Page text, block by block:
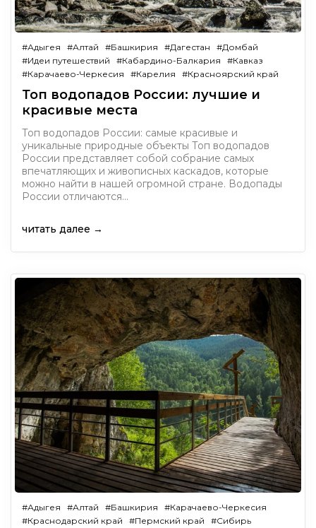
#Адыгея #Алтай #Башкирия #Дагестан
#Домбай
#Идеи путешествий
#Кабардино-Балкария
#Кавказ
#Карачаево-Черкесия
#Карелия #Красноярский край
Топ водопадов России: лучшие и
красивые места
Топ водопадов России: самые красивые и
уникальные природные объекты Топ водопадов
России представляет собой собрание самых
впечатляющих и живописных каскадов, которые
можно найти в нашей огромной стране. Водопады
России отличаются…
читать далее →
#Адыгея #Алтай #Башкирия
#Карачаево-Черкесия
#Краснодарский край
#Пермский край
#Сибирь